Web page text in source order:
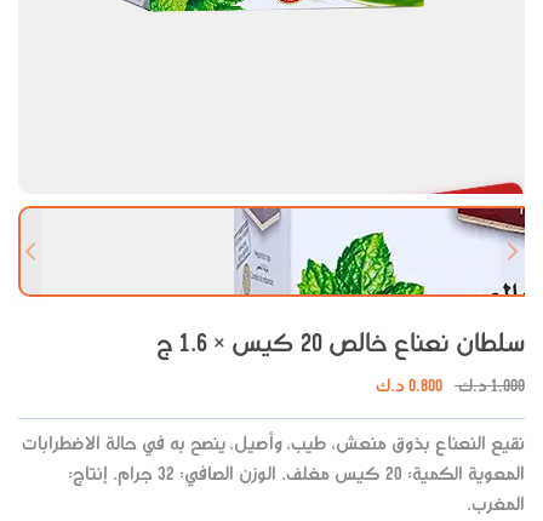
نفذت الكمية
Next slide
سلطان نعناع خالص 20 كيس × 1.6 ج
1.000د.ك 0.800د.ك
نقيع النعناع بذوق منعش، طيب، وأصيل، ينصح به في حالة الاضطرابات
المعوية الكمية: 20 كيس مغلف. الوزن الصافي: 32 جرام. إنتاج:
المغرب.